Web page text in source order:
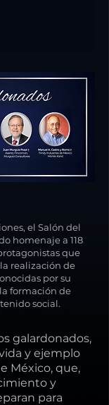
el Salón del
homenaje a 118
que
realización de
por su
formación de
social.
galardonados,
y ejemplo
México, que,
y
para